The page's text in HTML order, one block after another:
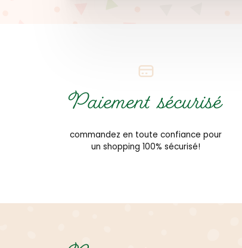
Paiement sécurisé
commandez en toute confiance pour
un shopping 100% sécurisé!